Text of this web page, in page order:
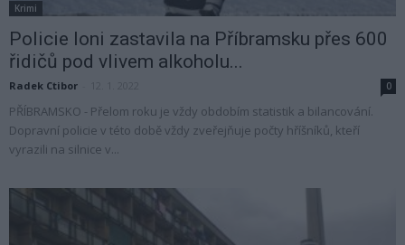
Krimi
Policie loni zastavila na Příbramsku přes 600
řidičů pod vlivem alkoholu...
Radek Ctibor 0
PŘÍBRAMSKO - Přelom roku je vždy obdobím statistik a bilancování.
Dopravní policie v této době vždy zveřejňuje počty hříšníků, kteří
vyrazili na silnice v...